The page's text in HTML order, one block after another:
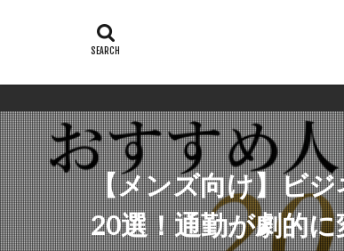
【メンズ向け】ビ
20選！通勤が劇的